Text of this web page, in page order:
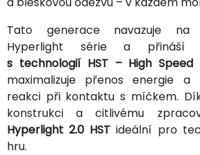
Tato generace navazuje na
Hyperlight série a
s technologií HST – High Speed
maximalizuje přenos energie a
reakci při kontaktu s míčkem.
konstrukci a citlivému
Hyperlight 2.0 HST ideální pro
hru.